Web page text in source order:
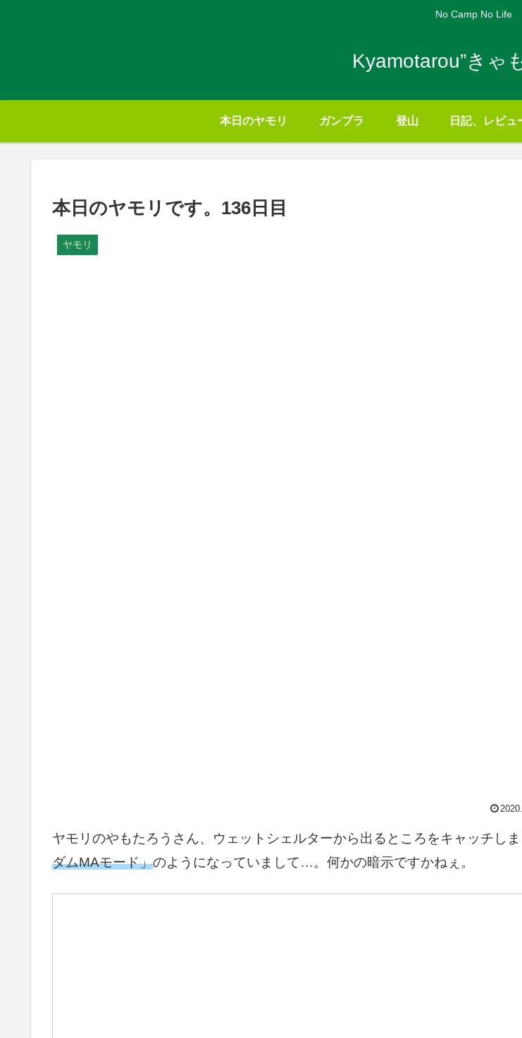
No Camp No Life
Kyamotarou”きゃ
本日のヤモリ ガンプラ 登山 日記、レビュ
本日のヤモリです。136日目
ヤモリ
ヤモリのやもたろうさん、ウェットシェルターから出るところをキャッチしま
ダムMAモード」のようになっていまして…。何かの暗示ですかねぇ。